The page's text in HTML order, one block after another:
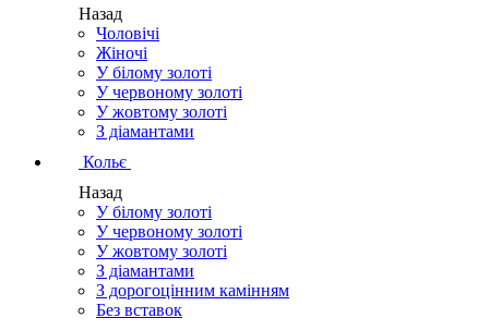
Назад
Чоловічі
Жіночі
У білому золоті
У червоному золоті
У жовтому золоті
З діамантами
Кольє
Назад
У білому золоті
У червоному золоті
У жовтому золоті
З діамантами
З дорогоцінним камінням
Без вставок